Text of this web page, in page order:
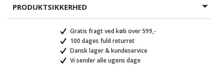
PRODUKTSIKKERHED
Gratis fragt ved køb over 599,-
100 dages fuld returret
Dansk lager & kundeservice
Vi sender alle ugens dage